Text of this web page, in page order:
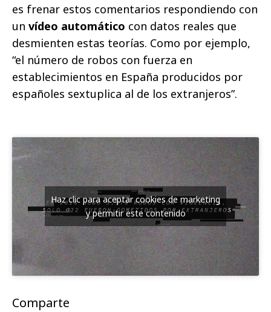
es frenar estos comentarios respondiendo con
un vídeo automático con datos reales que
desmienten estas teorías. Como por ejemplo,
“el número de robos con fuerza en
establecimientos en España producidos por
españoles sextuplica al de los extranjeros”.
Haz clic para aceptar cookies de marketing
y permitir este contenido
Comparte